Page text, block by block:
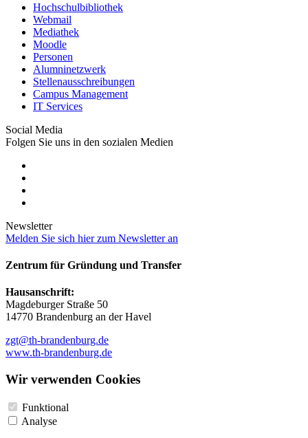
Hochschulbibliothek
Webmail
Mediathek
Moodle
Personen
Alumninetzwerk
Stellenausschreibungen
Campus Management
IT Services
Social Media
Folgen Sie uns in den sozialen Medien
Newsletter
Melden Sie sich hier zum Newsletter an
Zentrum für Gründung und Transfer
Hausanschrift:
Magdeburger Straße 50
14770 Brandenburg an der Havel
zgt@th-brandenburg.de
www.th-brandenburg.de
Wir verwenden Cookies
Funktional
Analyse